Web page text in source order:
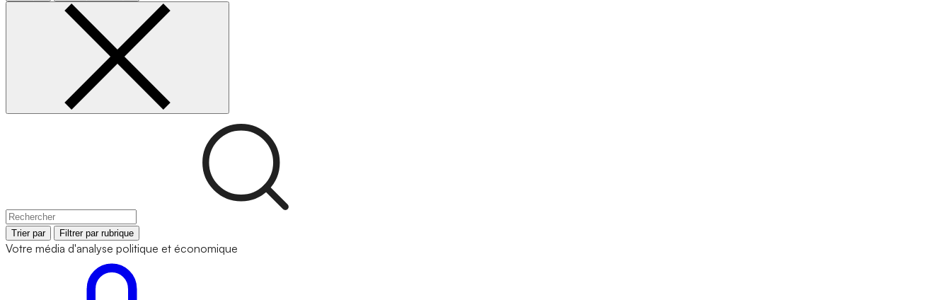
Trier par Filtrer par rubrique
Votre média d'analyse politique et économique